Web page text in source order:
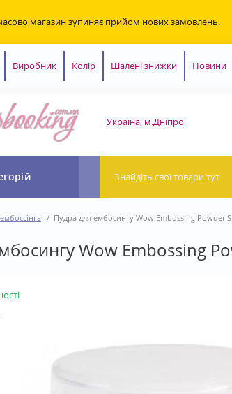
магазин зупиняє прийом нових замовлень.
Виробник Колір Шалені знижки Новини
Україна, м.Дніпро
Пудра для ембосингу Wow Embossing Powder
Wow Embossing